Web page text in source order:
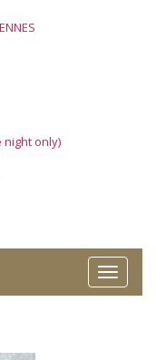
night only)
Toggle